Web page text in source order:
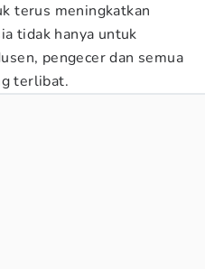
terus meningkatkan
tidak hanya untuk
pengecer dan semua
terlibat.